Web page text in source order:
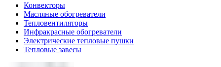
Конвекторы
Масляные обогреватели
Тепловентиляторы
Инфракрасные обогреватели
Электрические тепловые пушки
Тепловые завесы